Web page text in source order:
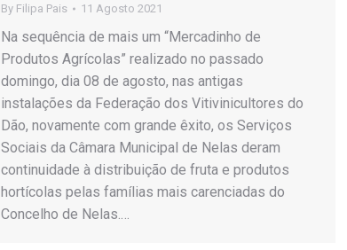
By Filipa Pais 11 Agosto 2021
Na sequência de mais um “Mercadinho de
Produtos Agrícolas” realizado no passado
domingo, dia 08 de agosto, nas antigas
instalações da Federação dos Vitivinicultores do
Dão, novamente com grande êxito, os Serviços
Sociais da Câmara Municipal de Nelas deram
continuidade à distribuição de fruta e produtos
hortícolas pelas famílias mais carenciadas do
Concelho de Nelas.…